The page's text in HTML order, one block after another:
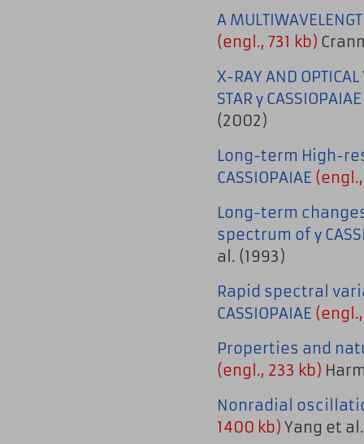
A
(engl., 731 kb)
X-RAY AND
STAR γ CASSIOPAIAE
(2002)
Long-term High-
CASSIOPAIAE
Long-term
spectrum of γ
al. (1993)
Rapid spectral
CASSIOPAIAE (engl.,
Properties and
(engl., 233 kb)
Nonradial
1400 kb) Yang et